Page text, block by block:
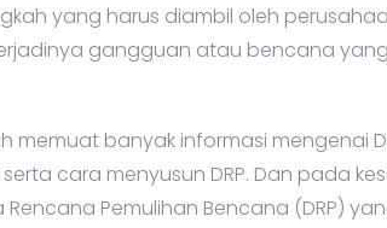
yang harus diambil oleh
gangguan atau bencana
memuat banyak informasi mengenai
cara menyusun DRP. Dan pada
Pemulihan Bencana (DRP)